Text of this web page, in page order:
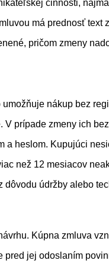
činnosti,
má prednosť text
pričom zmeny
nákup bez
prípade zmeny ich
a heslom. Kupujúci
než 12 mesiacov
údržby alebo
Kúpna zmluva
jej odoslaním